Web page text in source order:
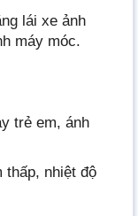
lái xe ảnh
máy móc.
trẻ em, ánh
nhiệt độ